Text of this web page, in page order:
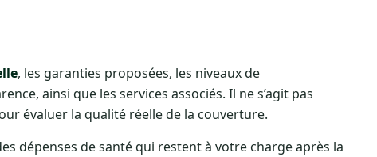
, les garanties proposées, les niveaux de
ainsi que les services associés. Il ne s’agit pas
évaluer la qualité réelle de la couverture.
dépenses de santé qui restent à votre charge après la